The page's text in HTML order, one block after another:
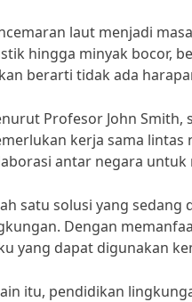
laut menjadi
hingga minyak bocor,
berarti tidak ada
Profesor John Smith,
kerja sama lintas
antar negara
satu solusi yang
Dengan
yang dapat digunakan
itu, pendidikan